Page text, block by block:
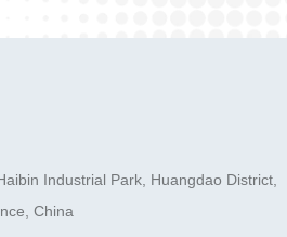
Industrial Park, Huangdao District,
China